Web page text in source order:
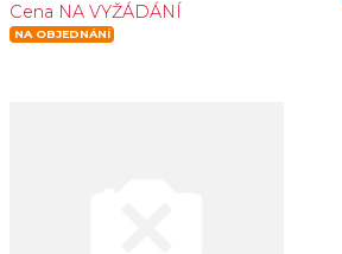
Cena NA VYŽÁDÁNÍ
NA OBJEDNÁNÍ